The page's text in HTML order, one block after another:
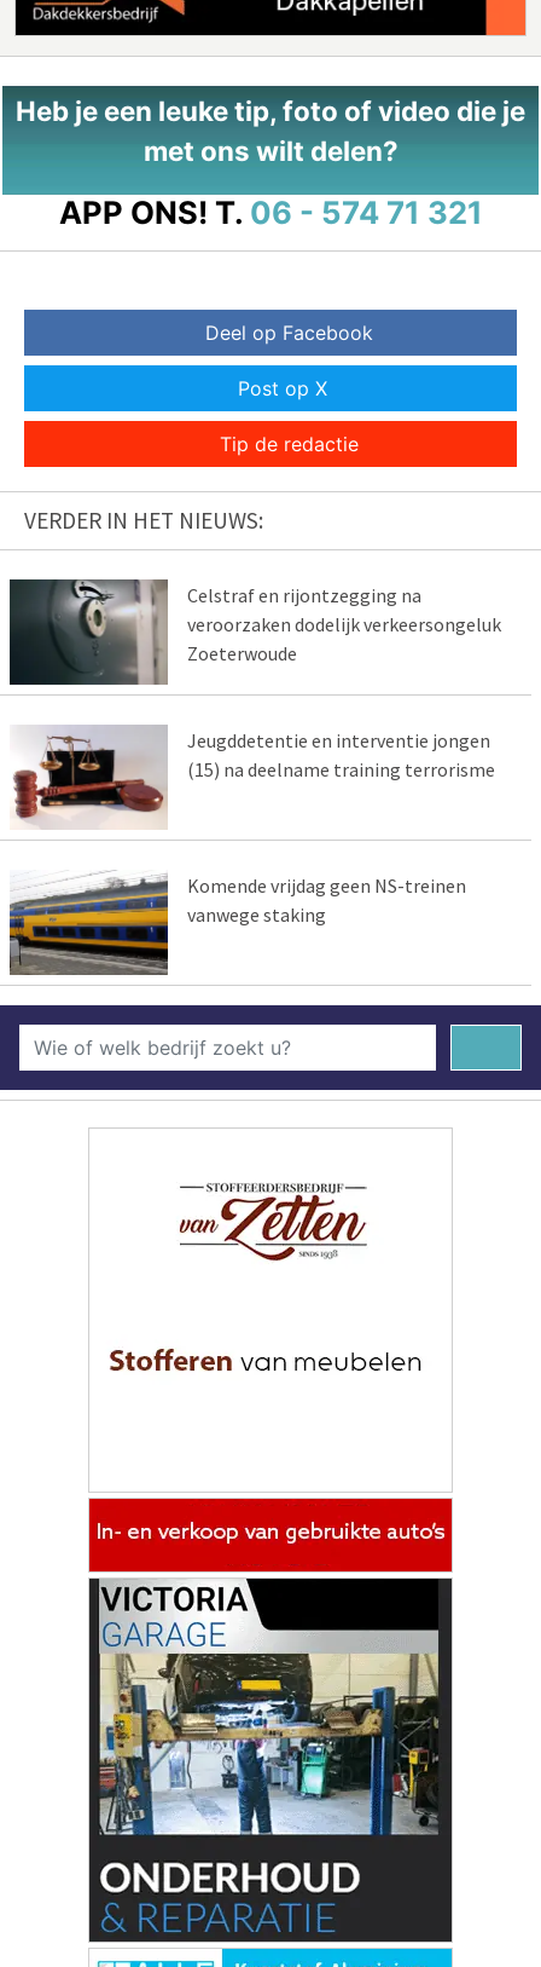
Heb je een leuke tip, foto of video die je
met ons wilt delen?
APP ONS! T. 06 - 574 71 321
Deel op Facebook
Post op X
Tip de redactie
VERDER IN HET NIEUWS:
Celstraf en rijontzegging na
veroorzaken dodelijk verkeersongeluk
Zoeterwoude
Jeugddetentie en interventie jongen
(15) na deelname training terrorisme
Komende vrijdag geen NS-treinen
vanwege staking